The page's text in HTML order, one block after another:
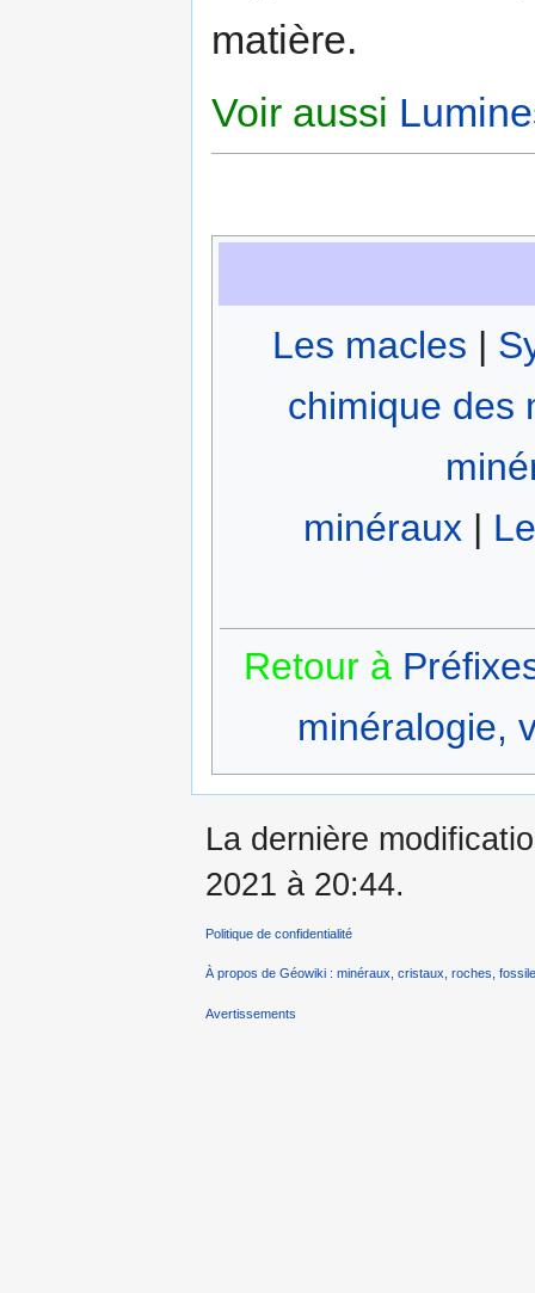
matière.
Voir aussi
Les macles |
chimique des
minéraux |
Retour à
minéralogie,
La dernière
2021 à 20:44.
Politique de confidentialité
À propos de Géowiki : minéraux, cristaux, roches,
Avertissements